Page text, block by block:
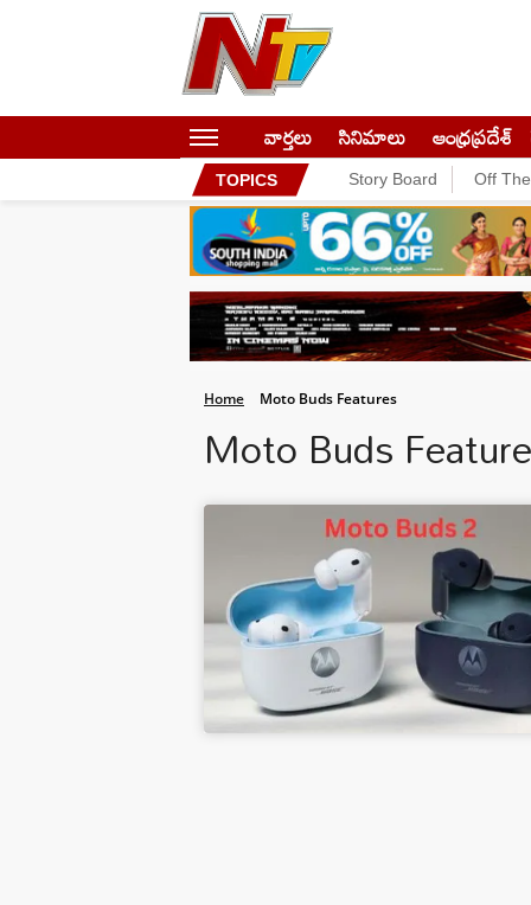
వార్తలు సినిమాలు ఆంధ్రప్రదేశ్
TOPICS Story Board Off
Home Moto Buds Features
Moto Buds